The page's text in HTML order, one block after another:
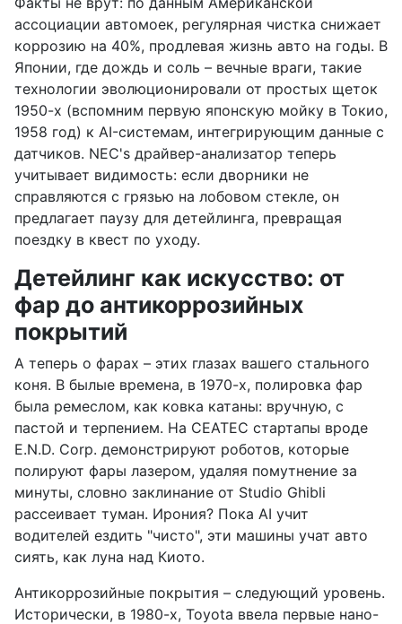
ассоциации автомоек, регулярная чистка снижает
коррозию на 40%, продлевая жизнь авто на годы. В
Японии, где дождь и соль – вечные враги, такие
технологии эволюционировали от простых щеток
1950-х (вспомним первую японскую мойку в Токио,
1958 год) к AI-системам, интегрирующим данные с
датчиков. NEC's драйвер-анализатор теперь
учитывает видимость: если дворники не
справляются с грязью на лобовом стекле, он
предлагает паузу для детейлинга, превращая
поездку в квест по уходу.
Детейлинг как искусство: от
фар до антикоррозийных
покрытий
А теперь о фарах – этих глазах вашего стального
коня. В былые времена, в 1970-х, полировка фар
была ремеслом, как ковка катаны: вручную, с
пастой и терпением. На CEATEC стартапы вроде
E.N.D. Corp. демонстрируют роботов, которые
полируют фары лазером, удаляя помутнение за
минуты, словно заклинание от Studio Ghibli
рассеивает туман. Ирония? Пока AI учит
водителей ездить "чисто", эти машины учат авто
сиять, как луна над Киото.
Антикоррозийные покрытия – следующий уровень.
Исторически, в 1980-х, Toyota ввела первые нано-